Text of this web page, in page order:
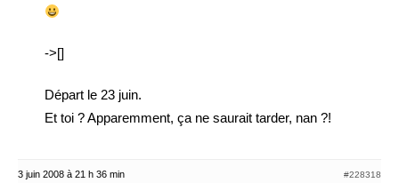
->[]
Départ le 23 juin.
Et toi ? Apparemment, ça ne saurait tarder, nan ?!
3 juin 2008 à 21 h 36 min #228318